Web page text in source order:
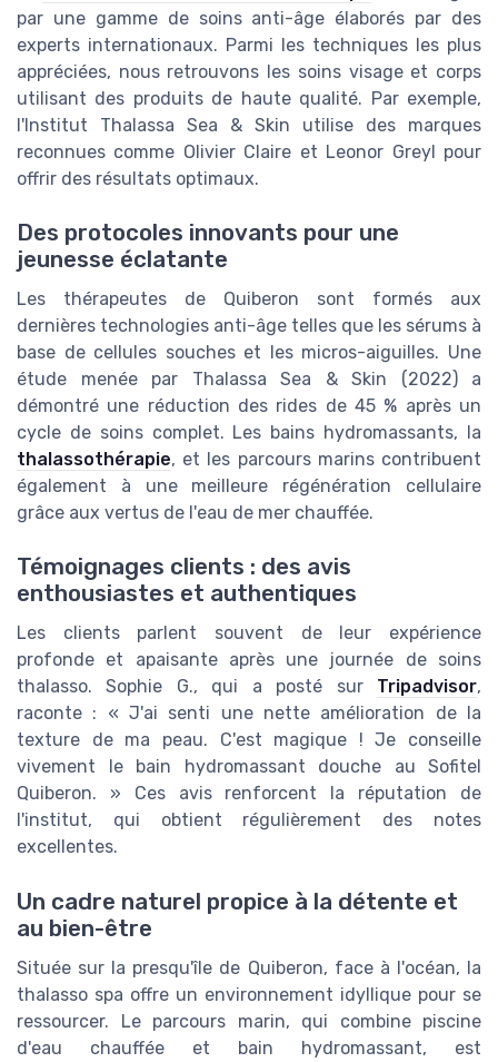
par une gamme de soins anti-âge élaborés par des
experts internationaux. Parmi les techniques les plus
appréciées, nous retrouvons les soins visage et corps
utilisant des produits de haute qualité. Par exemple,
l'Institut Thalassa Sea & Skin utilise des marques
reconnues comme Olivier Claire et Leonor Greyl pour
offrir des résultats optimaux.
Des protocoles innovants pour une
jeunesse éclatante
Les thérapeutes de Quiberon sont formés aux
dernières technologies anti-âge telles que les sérums à
base de cellules souches et les micros-aiguilles. Une
étude menée par Thalassa Sea & Skin (2022) a
démontré une réduction des rides de 45 % après un
cycle de soins complet. Les bains hydromassants, la
thalassothérapie, et les parcours marins contribuent
également à une meilleure régénération cellulaire
grâce aux vertus de l'eau de mer chauffée.
Témoignages clients : des avis
enthousiastes et authentiques
Les clients parlent souvent de leur expérience
profonde et apaisante après une journée de soins
thalasso. Sophie G., qui a posté sur Tripadvisor,
raconte : « J'ai senti une nette amélioration de la
texture de ma peau. C'est magique ! Je conseille
vivement le bain hydromassant douche au Sofitel
Quiberon. » Ces avis renforcent la réputation de
l'institut, qui obtient régulièrement des notes
excellentes.
Un cadre naturel propice à la détente et
au bien-être
Située sur la presqu'île de Quiberon, face à l'océan, la
thalasso spa offre un environnement idyllique pour se
ressourcer. Le parcours marin, qui combine piscine
d'eau chauffée et bain hydromassant, est